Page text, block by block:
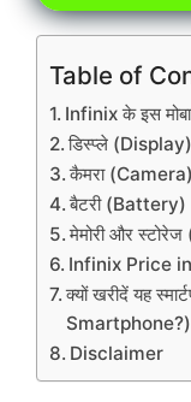
Table of
Infinix के इस
डिस्प्ले (Display)
कैमरा (Camera)
बैटरी (Battery)
मेमोरी और
Infinix Price
क्यों खरीदें यह
Smartphone?)
Disclaimer